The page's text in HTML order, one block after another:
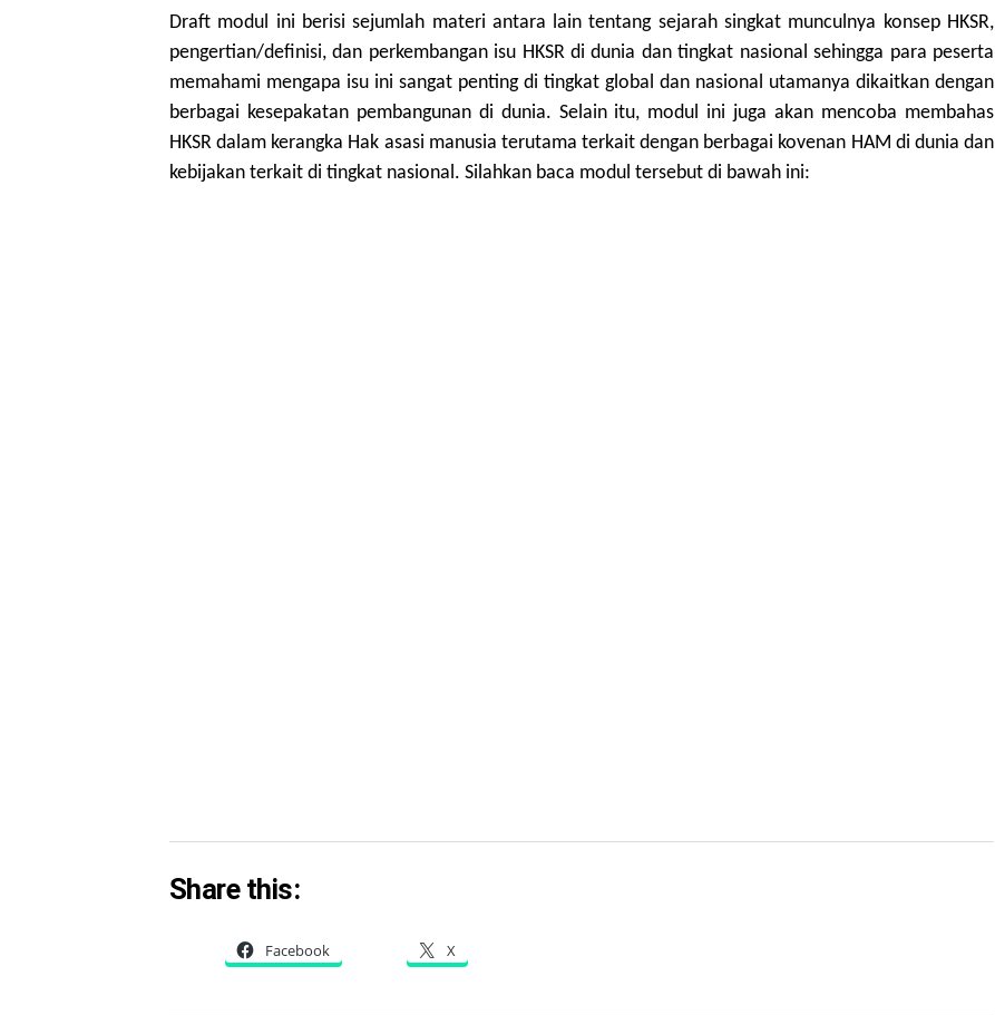
Draft modul ini berisi sejumlah materi antara lain tentang sejarah singkat munculnya konsep HKSR,
pengertian/definisi, dan perkembangan isu HKSR di dunia dan tingkat nasional sehingga para peserta
memahami mengapa isu ini sangat penting di tingkat global dan nasional utamanya dikaitkan dengan
berbagai kesepakatan pembangunan di dunia. Selain itu, modul ini juga akan mencoba membahas
HKSR dalam kerangka Hak asasi manusia terutama terkait dengan berbagai kovenan HAM di dunia dan
kebijakan terkait di tingkat nasional. Silahkan baca modul tersebut di bawah ini:
Share this:
Facebook X